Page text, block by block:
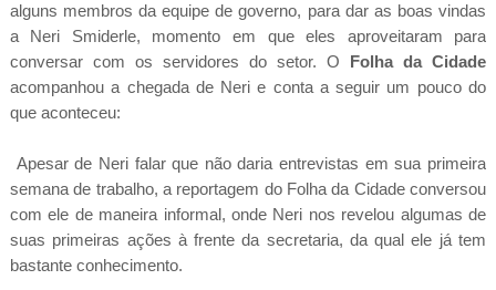
alguns membros da equipe de governo, para dar as boas vindas
a Neri Smiderle, momento em que eles aproveitaram para
conversar com os servidores do setor. O Folha da Cidade
acompanhou a chegada de Neri e conta a seguir um pouco do
que aconteceu:
Apesar de Neri falar que não daria entrevistas em sua primeira
semana de trabalho, a reportagem do Folha da Cidade conversou
com ele de maneira informal, onde Neri nos revelou algumas de
suas primeiras ações à frente da secretaria, da qual ele já tem
bastante conhecimento.